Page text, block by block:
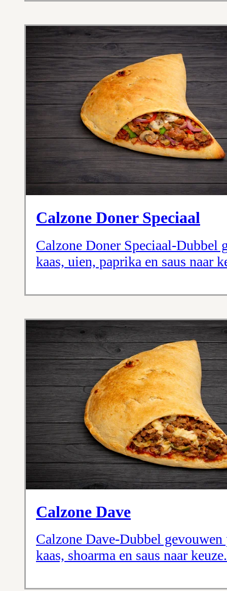
Calzone Doner Speciaal
Calzone Doner Speciaal-Dubbel
kaas, uien, paprika en saus naar
Calzone Dave
Calzone Dave-Dubbel gevouwen
kaas, shoarma en saus naar keuze.